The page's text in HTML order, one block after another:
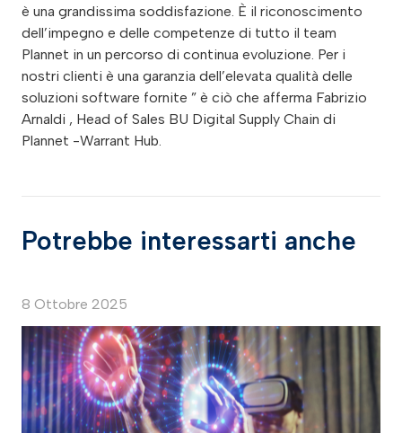
è una grandissima soddisfazione. È il riconoscimento
dell’impegno e delle competenze di tutto il team
Plannet in un percorso di continua evoluzione. Per i
nostri clienti è una garanzia dell’elevata qualità delle
soluzioni software fornite ” è ciò che afferma Fabrizio
Arnaldi , Head of Sales BU Digital Supply Chain di
Plannet -Warrant Hub.
Potrebbe interessarti anche
8 Ottobre 2025